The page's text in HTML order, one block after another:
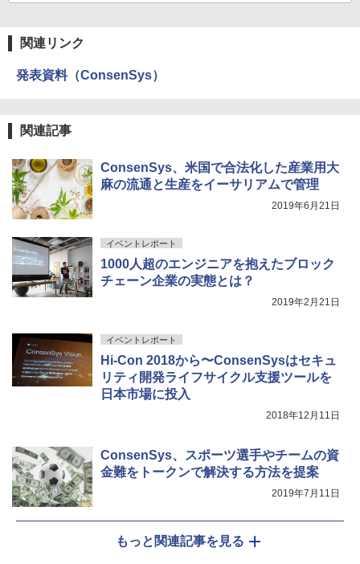
関連リンク
発表資料（ConsenSys）
関連記事
ConsenSys、米国で合法化した産業用大
麻の流通と生産をイーサリアムで管理
2019年6月21日
イベントレポート
1000人超のエンジニアを抱えたブロック
チェーン企業の実態とは？
2019年2月21日
イベントレポート
Hi-Con 2018から〜ConsenSysはセキュ
リティ開発ライフサイクル支援ツールを
日本市場に投入
2018年12月11日
ConsenSys、スポーツ選手やチームの資
金難をトークンで解決する方法を提案
2019年7月11日
もっと関連記事を見る